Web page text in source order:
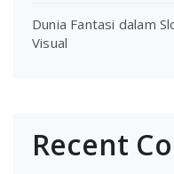
Dunia Fantasi dalam
Visual
Recent